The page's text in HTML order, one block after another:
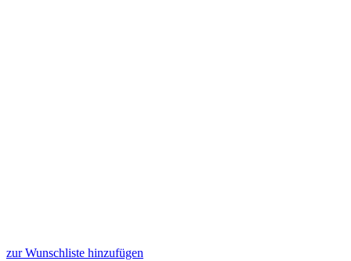
zur Wunschliste hinzufügen